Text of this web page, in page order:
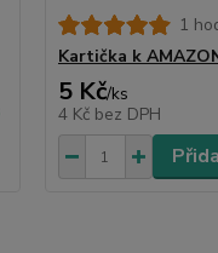
1
Kartička k
5 Kč/ks
4 Kč bez DPH